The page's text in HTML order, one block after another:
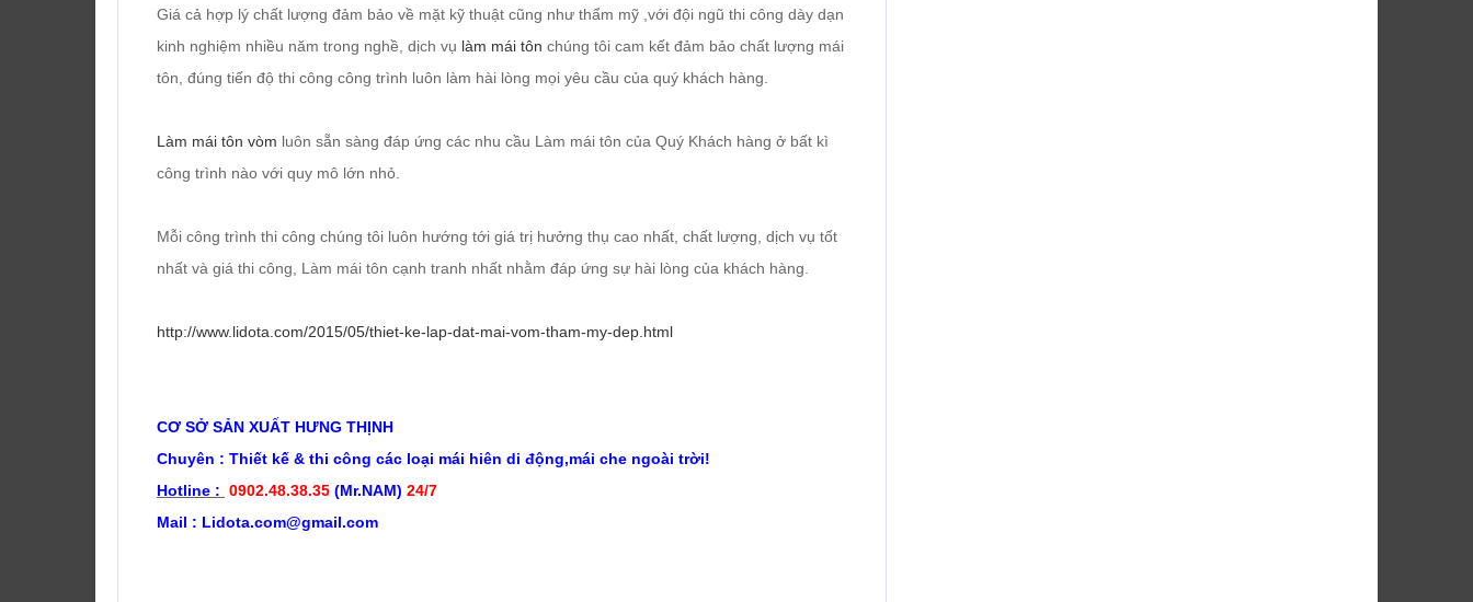
Giá cả hợp lý chất lượng đảm bảo về mặt kỹ thuật cũng như thẩm mỹ ,với đội ngũ thi công dày dạn
kinh nghiệm nhiều năm trong nghề, dịch vụ làm mái tôn chúng tôi cam kết đảm bảo chất lượng mái
tôn, đúng tiến độ thi công công trình luôn làm hài lòng mọi yêu cầu của quý khách hàng.
Làm mái tôn vòm luôn sẵn sàng đáp ứng các nhu cầu Làm mái tôn của Quý Khách hàng ở bất kì
công trình nào với quy mô lớn nhỏ.
Mỗi công trình thi công chúng tôi luôn hướng tới giá trị hưởng thụ cao nhất, chất lượng, dịch vụ tốt
nhất và giá thi công, Làm mái tôn cạnh tranh nhất nhằm đáp ứng sự hài lòng của khách hàng.
http://www.lidota.com/2015/05/thiet-ke-lap-dat-mai-vom-tham-my-dep.html
CƠ SỞ SẢN XUẤT HƯNG THỊNH
Chuyên : Thiết kế & thi công các loại mái hiên di động,mái che ngoài trời!
Hotline : 0902.48.38.35 (Mr.NAM) 24/7
Mail : Lidota.com@gmail.com